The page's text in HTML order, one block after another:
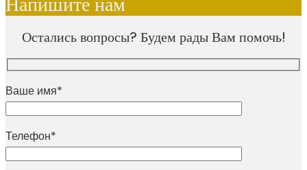
Остались вопросы? Будем рады Вам помочь!
Ваше имя*
Телефон*